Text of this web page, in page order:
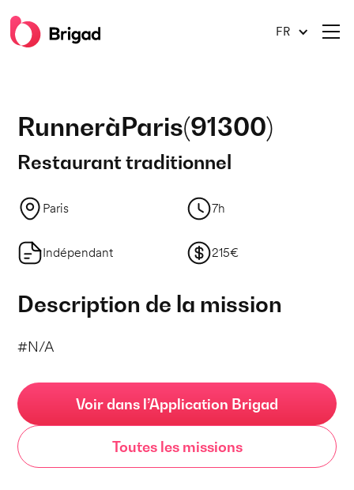
FR
RunneràParis(91300)
Restaurant traditionnel
Paris 7h
Indépendant 215€
Description de la mission
#N/A
Voir dans l’Application Brigad
Toutes les missions